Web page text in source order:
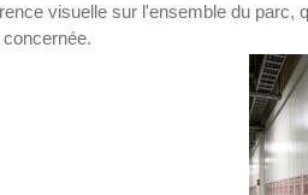
visuelle sur l'ensemble du parc,
concernée.